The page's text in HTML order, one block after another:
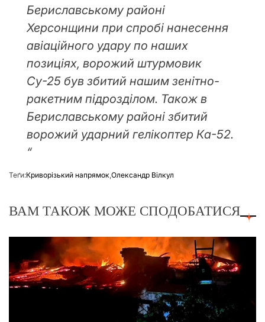
Бериславському районі
Херсонщини при спробі нанесення
авіаційного удару по наших
позиціях, ворожий штурмовик
Су-25 був збитий нашим зенітно-
ракетним підрозділом. Також в
Бериславському районі збитий
ворожий ударний гелікоптер Ка-52.
“
Теґи:Криворізький напрямок Олександр Вілкул
ВАМ ТАКОЖ МОЖЕ СПОДОБАТИСЯ